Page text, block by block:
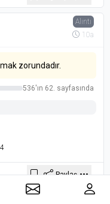
Alıntı
10a
zorundadır.
536'ın 62. sayfasında
Paylaş